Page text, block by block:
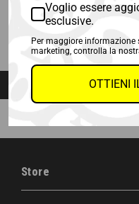
S M L
FOLLOW US ON
Store
Voglio essere
esclusive.
Per maggiore
marketing, controlla la
OTTIENI